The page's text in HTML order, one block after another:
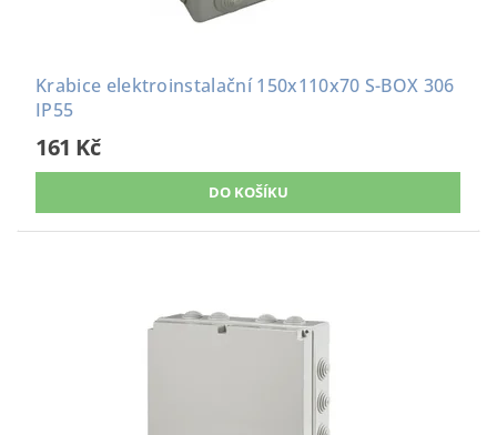
Krabice elektroinstalační 150x110x70 S-BOX 306
IP55
161 Kč